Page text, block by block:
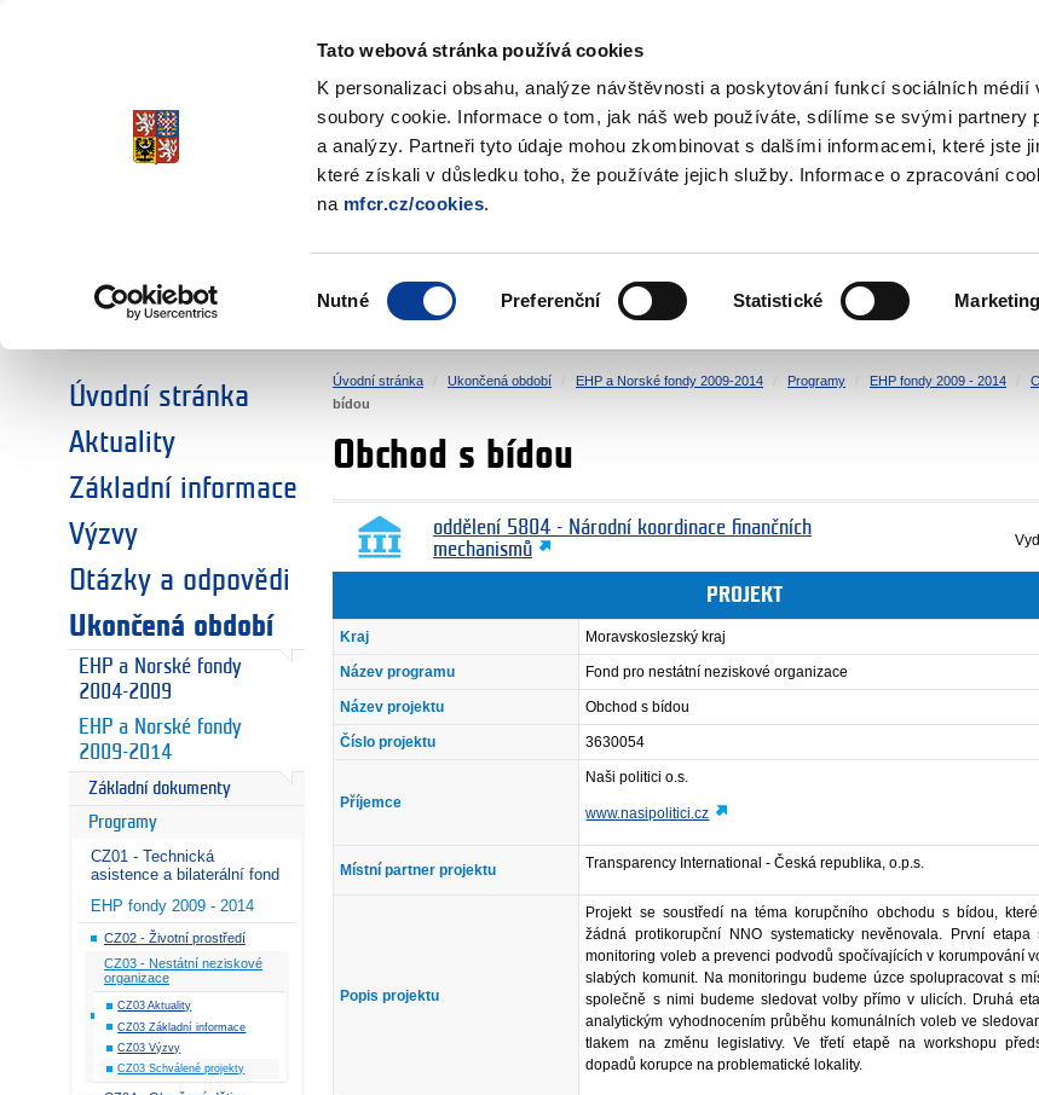
Tato webová stránka používá cookies
K personalizaci obsahu, analýze návštěvnosti a poskytování funkcí sociálních médií
soubory cookie. Informace o tom, jak náš web používáte, sdílíme se svými partnery
a analýzy. Partneři tyto údaje mohou zkombinovat s dalšími informacemi, které jste
které získali v důsledku toho, že používáte jejich služby. Informace o zpracování
na mfcr.cz/cookies.
souhlasu
Nutné Preferenční Statistické
Fondy EHP a Norska
ZVOLTE SI OBLAST:
SOCIÁLNÍ DIALOG ŽIVOTNÍ PROSTŘEDÍ LIDSKÁ PRÁVA SPRAVEDLNOST
Úvodní stránka
Aktuality
Základní informace
Výzvy
Otázky a odpovědi
Ukončená období
EHP a Norské fondy
2004-2009
EHP a Norské fondy
2009-2014
Základní dokumenty
Programy
CZ01 - Technická
asistence a bilaterální fond
EHP fondy 2009 - 2014
CZ02 - Životní prostředí
CZ03 - Nestátní neziskové
organizace
CZ03 Aktuality
CZ03 Základní informace
CZ03 Výzvy
CZ03 Schválené projekty
Úvodní stránka Ukončená období EHP a Norské fondy 2009-2014 Programy EHP fondy 2009 - 2014
bídou
Obchod s bídou
oddělení 5804 - Národní koordinace finančních
mechanismů
PROJEKT
Kraj Moravskoslezský kraj
Název programu Fond pro nestátní neziskové organizace
Název projektu Obchod s bídou
Číslo projektu 3630054
Příjemce
Naši politici o.s.
www.nasipolitici.cz
Místní partner projektu Transparency International - Česká republika, o.p.s.
Popis projektu
Projekt se soustředí na téma korupčního obchodu s bídou,
žádná protikorupční NNO systematicky nevěnovala. První
monitoring voleb a prevenci podvodů spočívajících v korumpování
slabých komunit. Na monitoringu budeme úzce spolupracovat s
společně s nimi budeme sledovat volby přímo v ulicích. Druhá
analytickým vyhodnocením průběhu komunálních voleb ve
tlakem na změnu legislativy. Ve třetí etapě na workshopu
dopadů korupce na problematické lokality.